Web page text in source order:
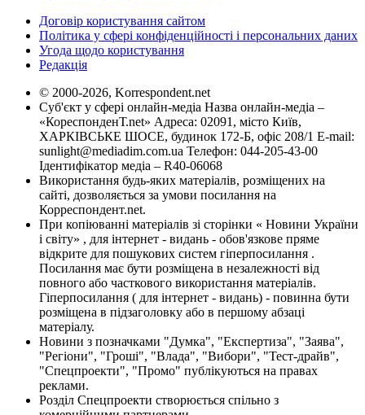
Договір користування сайтом
Політика у сфері конфіденційності і персональних даних
Угода щодо користування
Редакція
© 2000-2026, Korrespondent.net
Суб'єкт у сфері онлайн-медіа Назва онлайн-медіа –
«КореспонденТ.net» Адреса: 02091, місто Київ,
ХАРКІВСЬКЕ ШОСЕ, будинок 172-Б, офіс 208/1 E-mail:
sunlight@mediadim.com.ua Телефон: 044-205-43-00
Ідентифікатор медіа – R40-06068
Використання будь-яких матеріалів, розміщених на
сайті, дозволяється за умови посилання на
Корреспондент.net.
При копіюванні матеріалів зі сторінки « Новини України
і світу» , для інтернет - видань - обов'язкове пряме
відкрите для пошукових систем гіперпосилання .
Посилання має бути розміщена в незалежності від
повного або часткового використання матеріалів.
Гіперпосилання ( для інтернет - видань) - повинна бути
розміщена в підзаголовку або в першому абзаці
матеріалу.
Новини з позначками "Думка", "Експертиза", "Заява",
"Регіони", "Гроші", "Влада", "Вибори", "Тест-драйв",
"Спецпроекти", "Промо" публікуються на правах
реклами.
Розділ Спецпроекти створюється спільно з